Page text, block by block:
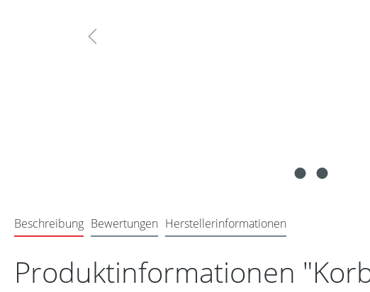
Beschreibung Bewertungen Herstellerinformationen
Produktinformationen